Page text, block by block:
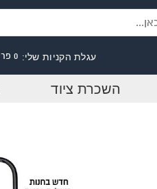
עגלת הקניות שלי: 0 פריטים
השכרת ציוד